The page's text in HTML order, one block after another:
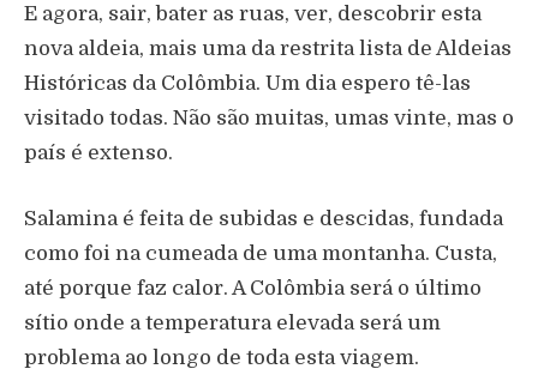
E agora, sair, bater as ruas, ver, descobrir esta
nova aldeia, mais uma da restrita lista de Aldeias
Históricas da Colômbia. Um dia espero tê-las
visitado todas. Não são muitas, umas vinte, mas o
país é extenso.
Salamina é feita de subidas e descidas, fundada
como foi na cumeada de uma montanha. Custa,
até porque faz calor. A Colômbia será o último
sítio onde a temperatura elevada será um
problema ao longo de toda esta viagem.